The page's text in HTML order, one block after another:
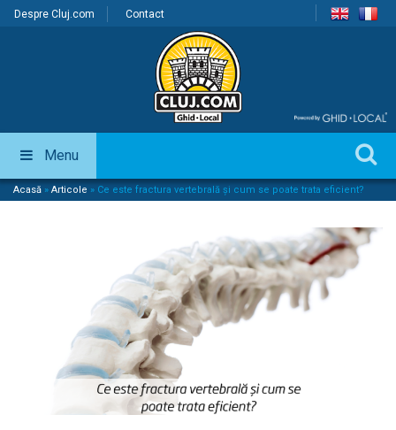
Despre Cluj.com Contact
Menu
Acasă » Articole » Ce este fractura vertebrală și cum se poate trata eficient?